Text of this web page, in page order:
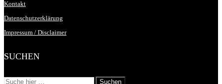
Kontakt
Datenschutzerklärung
Impressum / Disclaimer
SUCHEN